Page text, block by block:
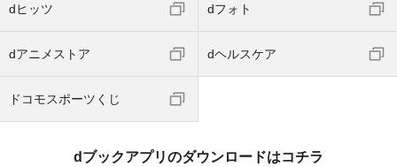
dヒッツ dフォト
dアニメストア dヘルスケア
ドコモスポーツくじ
dブックアプリのダウンロードはコチラ